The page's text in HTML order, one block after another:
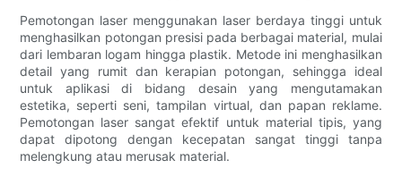
Pemotongan laser menggunakan laser berdaya tinggi untuk
menghasilkan potongan presisi pada berbagai material, mulai
dari lembaran logam hingga plastik. Metode ini menghasilkan
detail yang rumit dan kerapian potongan, sehingga ideal
untuk aplikasi di bidang desain yang mengutamakan
estetika, seperti seni, tampilan virtual, dan papan reklame.
Pemotongan laser sangat efektif untuk material tipis, yang
dapat dipotong dengan kecepatan sangat tinggi tanpa
melengkung atau merusak material.